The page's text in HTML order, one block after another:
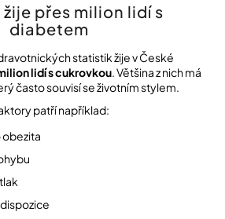
žije přes milion lidí s
diabetem
statistik žije v České
lidí s cukrovkou. Většina z nich má
často souvisí se životním stylem.
patří například:
obezita